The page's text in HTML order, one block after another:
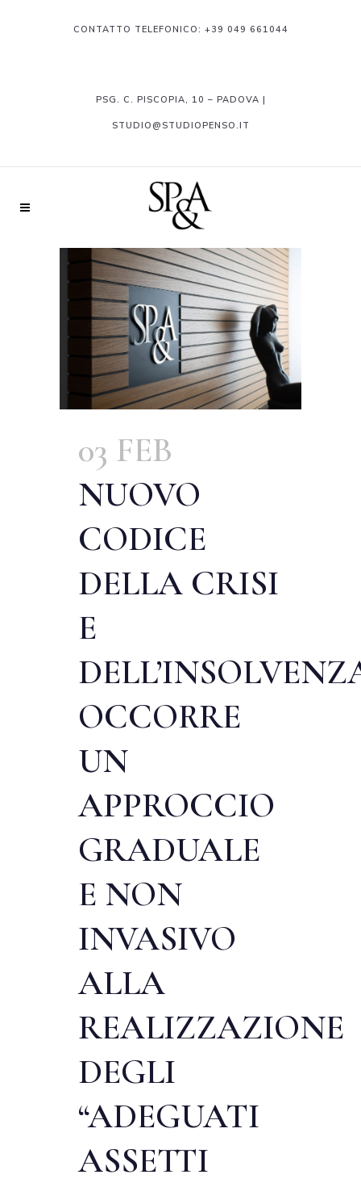
CONTATTO TELEFONICO: +39 049 661044
PSG. C. PISCOPIA, 10 – PADOVA |
STUDIO@STUDIOPENSO.IT
03 FEB
NUOVO
CODICE
DELLA CRISI
E
OCCORRE
UN
APPROCCIO
GRADUALE
E NON
INVASIVO
ALLA
REALIZZAZIONE
DEGLI
“ADEGUATI
ASSETTI